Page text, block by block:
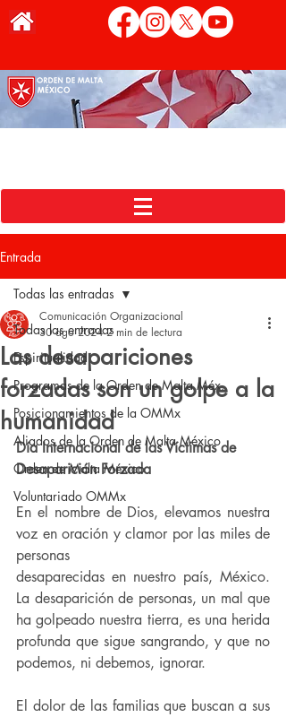
Entrada
Todas las entradas
Espiritualidad
Programas de la Orden de Malta Méx.
Posicionamientos de la OMMx
Aliados de la Orden de Malta México
Orden de Malta México
Voluntariado OMMx
Todas las entradas
Las desapariciones
forzadas son un golpe a la
humanidad
Comunicación Organizacional
30 ago 2024 2 min de lectura
Día Internacional de las Víctimas de
Desaparición Forzada
En el nombre de Dios, elevamos nuestra
voz en oración y clamor por las miles de
personas
desaparecidas en nuestro país, México.
La desaparición de personas, un mal que
ha golpeado nuestra tierra, es una herida
profunda que sigue sangrando, y que no
podemos, ni debemos, ignorar.
El dolor de las familias que buscan a sus